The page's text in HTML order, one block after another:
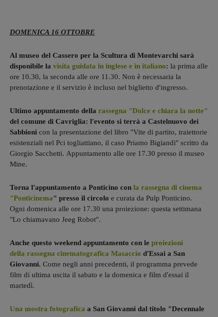
DOMENICA 16 OTTOBRE
Al museo del Cassero per la Scultura di Montevarchi sarà
disponibile la visita guidata in inglese e in italiano: la prima alle
ore 10.30, la seconda alle ore 11.30. Non è necessaria la
prenotazione e il servizio è incluso nel biglietto d'ingresso.
Ultimo appuntamento della rassegna "Dolce e chiara la notte"
del comune di Cavriglia: l'evento si terrà a Castelnuovo dei
Sabbioni con la presentazione del libro "Vite di partito, traiettorie
esistenziali nel Pci togliattiano, il caso Priamo Bigiandi" scritto da
Giorgio Sacchetti. Appuntamento alle ore 17.30 presso il museo
Mine.
Torna l'appuntamento a Ponticino con la rassegna di cinema
"Ponticinema" presso il circolo e curata da Pulp Ponticino.
Ogni domenica alle ore 17.30 una proiezione: questa settimana
"Lo chiamavano Jeeg Robot".
Anche questo weekend appuntamento con le proiezioni
della rassegna cinematografica Masaccio d'Essai a San
Giovanni. Come negli anni precedenti, il programma prevede
film di ultima uscita il sabato e la domenica e film d'essai il
martedì.
Una mostra fotografica a San Giovanni dal titolo "Decennale